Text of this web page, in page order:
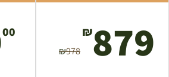
₪978
₪879
00